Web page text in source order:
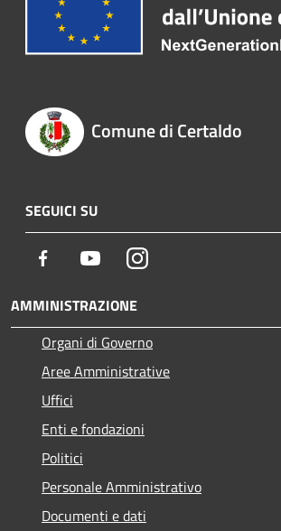
Comune di Certaldo
SEGUICI SU
Facebook YoutubeInstagram
AMMINISTRAZIONE
Organi di Governo
Aree Amministrative
Uffici
Enti e fondazioni
Politici
Personale Amministrativo
Documenti e dati